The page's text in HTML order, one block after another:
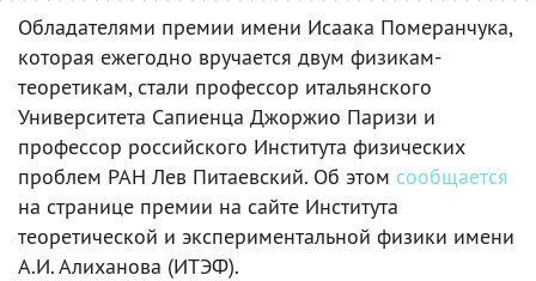
Обладателями премии имени Исаака Померанчука,
которая ежегодно вручается двум физикам-
теоретикам, стали профессор итальянского
Университета Сапиенца Джоржио Паризи и
профессор российского Института физических
проблем РАН Лев Питаевский. Об этом сообщается
на странице премии на сайте Института
теоретической и экспериментальной физики имени
А.И. Алиханова (ИТЭФ).